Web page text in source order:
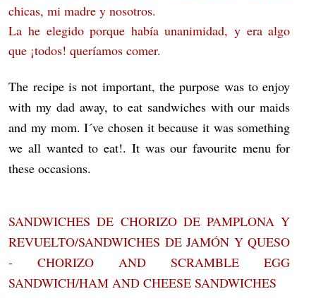
chicas, mi madre y nosotros.
La he elegido porque había unanimidad, y era algo
que ¡todos! queríamos comer.
The recipe is not important, the purpose was to enjoy
with my dad away, to eat sandwiches with our maids
and my mom. I´ve chosen it because it was something
we all wanted to eat!. It was our favourite menu for
these occasions.
SANDWICHES DE CHORIZO DE PAMPLONA Y
REVUELTO/SANDWICHES DE JAMÓN Y QUESO
- CHORIZO AND SCRAMBLE EGG
SANDWICH/HAM AND CHEESE SANDWICHES